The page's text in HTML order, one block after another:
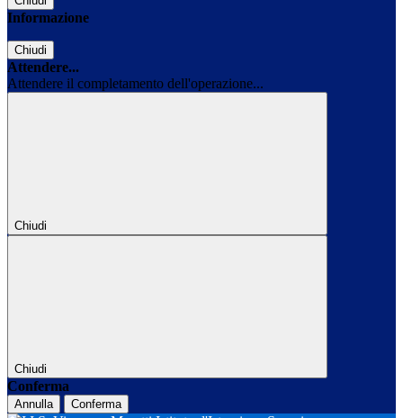
Informazione
Chiudi
Attendere...
Attendere il completamento dell'operazione...
Chiudi
Chiudi
Conferma
Annulla Conferma